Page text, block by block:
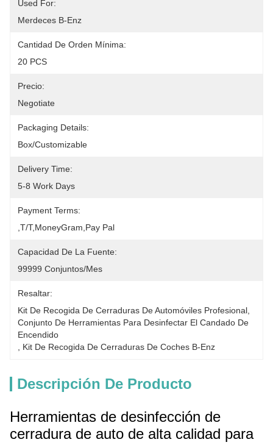
Used For:
Merdeces B-Enz
Cantidad De Orden Mínima:
20 PCS
Precio:
Negotiate
Packaging Details:
Box/Customizable
Delivery Time:
5-8 Work Days
Payment Terms:
,T/T,MoneyGram,pay Pal
Capacidad De La Fuente:
99999 Conjuntos/mes
Resaltar:
Kit De Recogida De Cerraduras De Automóviles Profesional
Conjunto De Herramientas Para Desinfectar El Candado De
Encendido
Kit De Recogida De Cerraduras De Coches B-Enz
Descripción De Producto
Herramientas de desinfección de
cerradura de auto de alta calidad para